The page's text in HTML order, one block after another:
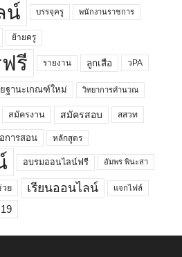
น์ บรรจุครู พนักงานราชการ
ย้ายครู
รี รายงาน ลูกเสือ วPA
ฐานะเกณฑ์ใหม่ วิทยาการคำนวณ
สมัครงาน สมัครสอบ สสวท
การสอน หลักสูตร
อบรมออนไลน์ฟรี อัมพร พินะสา
วย เรียนออนไลน์ แจกไฟล์